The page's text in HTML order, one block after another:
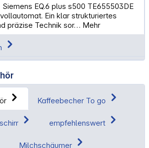
Siemens EQ.6 plus s500 TE655503DE
Ein klar strukturiertes
präzise Technik sor… Mehr
Kaffeebecher To go
empfehlenswert
Milchschäumer